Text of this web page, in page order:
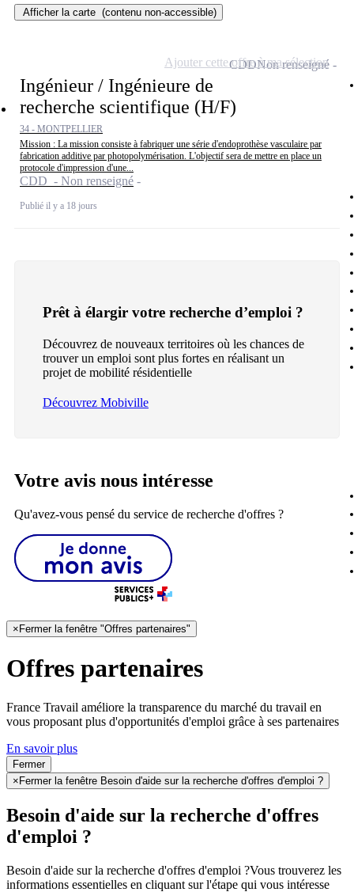
Afficher la carte (contenu non-accessible)
Ingénieur / Ingénieure de
recherche scientifique (H/F)
34 - MONTPELLIER
Mission : La mission consiste à fabriquer une série d'endoprothèse vasculaire par
fabrication additive par photopolymérisation. L'objectif sera de mettre en place un
protocole d'impression d'une...
CDD - Non renseigné
Publié il y a 18 jours
CDDNon renseigné
Ajouter cette offre à ma sélection
Prêt à élargir votre recherche d’emploi ?
Découvrez de nouveaux territoires où les chances de
trouver un emploi sont plus fortes en réalisant un
projet de mobilité résidentielle
Découvrez Mobiville
Votre avis nous intéresse
Qu'avez-vous pensé du service de recherche d'offres ?
× Fermer la fenêtre "Offres partenaires"
Offres partenaires
France Travail améliore la transparence du marché du travail en
vous proposant plus d'opportunités d'emploi grâce à ses partenaires
En savoir plus
Fermer
× Fermer la fenêtre Besoin d'aide sur la recherche d'offres d'emploi ?
Besoin d'aide sur la recherche d'offres
d'emploi ?
Besoin d'aide sur la recherche d'offres d'emploi ?Vous trouverez les
informations essentielles en cliquant sur l'étape qui vous intéresse